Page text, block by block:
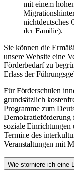
mit einem
nichtdeutsches
der Familie).
Sie können die
unsere Website eine
Förderbedarf zu
Erlass der
Für Förderschulen
grundsätzlich
Programme zum
Demokratieförderung
soziale Einrichtungen
Termine des
Veranstaltungen mit
Wie storniere ich eine